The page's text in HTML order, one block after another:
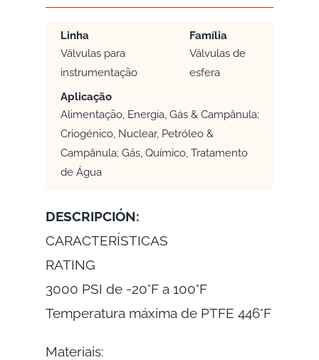
Linha
Família
Válvulas para
instrumentação
Válvulas de
esfera
Aplicação
Alimentação, Energia, Gás & Campânula;
Criogénico, Nuclear, Petróleo &
Campânula; Gás, Químico, Tratamento
de Água
DESCRIPCIÓN:
CARACTERÍSTICAS
RATING
3000 PSI de -20°F a 100°F
Temperatura máxima de PTFE 446°F
Materiais: